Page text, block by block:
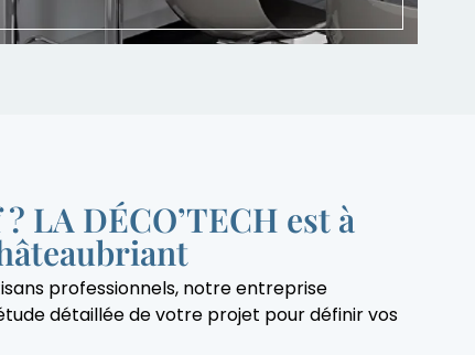
LA DÉCO’TECH est à
professionnels, notre entreprise
détaillée de votre projet pour définir vos